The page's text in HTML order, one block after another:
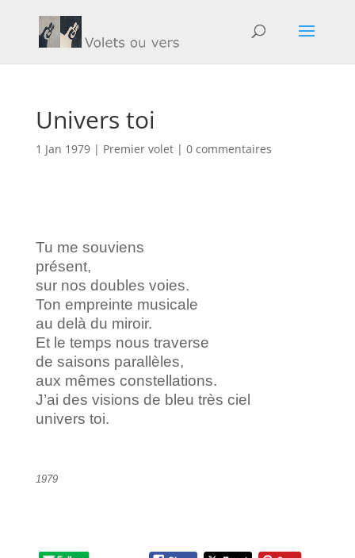
Univers toi
1 Jan 1979| Premier volet| 0 commentaires
Tu me souviens
présent,
sur nos doubles voies.
Ton empreinte musicale
au delà du miroir.
Et le temps nous traverse
de saisons parallèles,
aux mêmes constellations.
J’ai des visions de bleu très ciel
univers toi.
1979